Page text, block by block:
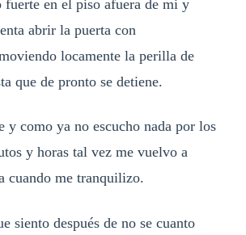
fuerte en el piso afuera de mi y
abrir la puerta con
locamente la perilla de
que de pronto se detiene.
y como ya no escucho nada por los
y horas tal vez me vuelvo a
cuando me tranquilizo.
siento después de no se cuanto